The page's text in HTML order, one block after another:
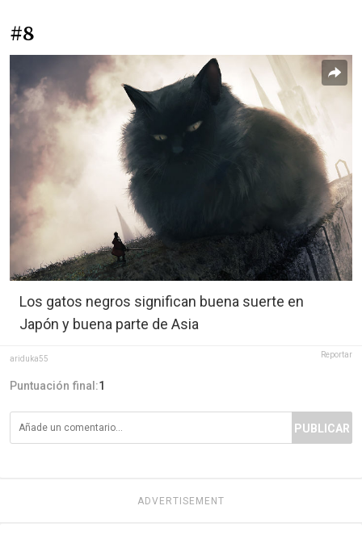
#8
Los gatos negros significan buena suerte en
Japón y buena parte de Asia
ariduka55 Reportar
Puntuación final:1
PUBLICAR
ADVERTISEMENT